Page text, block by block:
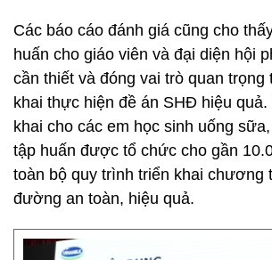
Các báo cáo đánh giá cũng cho
huấn cho giáo viên và đại diện hội
cần thiết và đóng vai trò quan trọng
khai thực hiện đề án SHĐ hiệu
khai cho các em học sinh uống
tập huấn được tổ chức cho gần
toàn bộ quy trình triển khai chương
đường an toàn, hiệu quả.